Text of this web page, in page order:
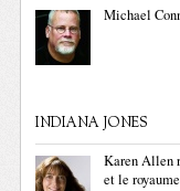
Michael
INDIANA JONES
Karen Allen
et le